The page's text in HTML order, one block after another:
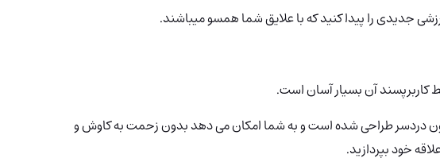
جدیدی را پیدا کنید که با علایق شما همسو میباشند.
کاربرپسند آن بسیار آسان است.
دردسر طراحی شده است و به شما امکان می دهد بدون زحمت به کاوش و
خود بپردازید.